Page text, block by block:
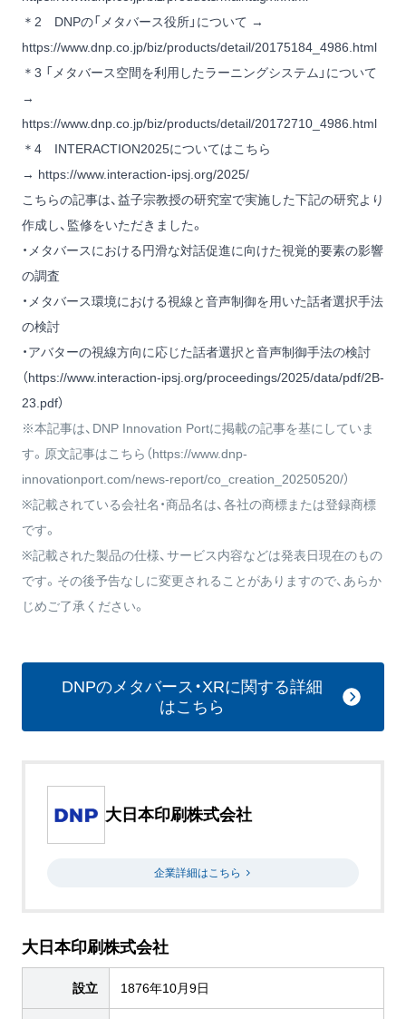
＊2 DNPの「メタバース役所」について →
https://www.dnp.co.jp/biz/products/detail/20175184_4986.html
＊3 「メタバース空間を利用したラーニングシステム」について
→
https://www.dnp.co.jp/biz/products/detail/20172710_4986.html
＊4 INTERACTION2025についてはこちら
→ https://www.interaction-ipsj.org/2025/
こちらの記事は、益子宗教授の研究室で実施した下記の研究より
作成し、監修をいただきました。
・メタバースにおける円滑な対話促進に向けた視覚的要素の影響
の調査
・メタバース環境における視線と音声制御を用いた話者選択手法
の検討
・アバターの視線方向に応じた話者選択と音声制御手法の検討
（https://www.interaction-ipsj.org/proceedings/2025/data/pdf/2B-
23.pdf）
※本記事は、DNP Innovation Portに掲載の記事を基にしていま
す。原文記事はこちら（https://www.dnp-
innovationport.com/news-report/co_creation_20250520/）
※記載されている会社名・商品名は、各社の商標または登録商標
です。
※記載された製品の仕様、サービス内容などは発表日現在のもの
です。その後予告なしに変更されることがありますので、あらか
じめご了承ください。
DNPのメタバース・XRに関する詳細
はこちら
大日本印刷株式会社
企業詳細はこちら
大日本印刷株式会社
設立 1876年10月9日